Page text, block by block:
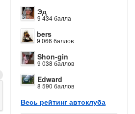
Эд
9 434 балла
bers
9 066 баллов
Shon-gin
9 038 баллов
Edward
8 590 баллов
Весь рейтинг автоклуба